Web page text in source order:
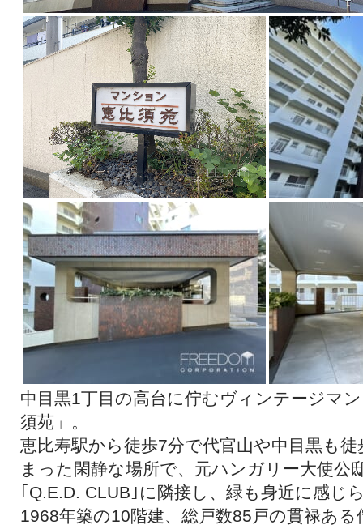
中目黒1丁目の高台に佇むヴィンテージマ
須苑」。
恵比寿駅から徒歩7分で代官山や中目黒も
まった閑静な場所で、元ハンガリー大使公
｢Q.E.D. CLUB｣に隣接し、緑も身近に感じ
1968年築の10階建、総戸数85戸の貫禄あ